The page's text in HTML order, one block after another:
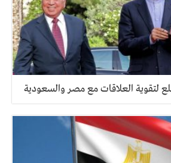
لتقوية العلاقات مع مصر والسعودية